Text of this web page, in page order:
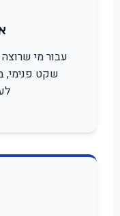
עבור מי
שקט פנימי,